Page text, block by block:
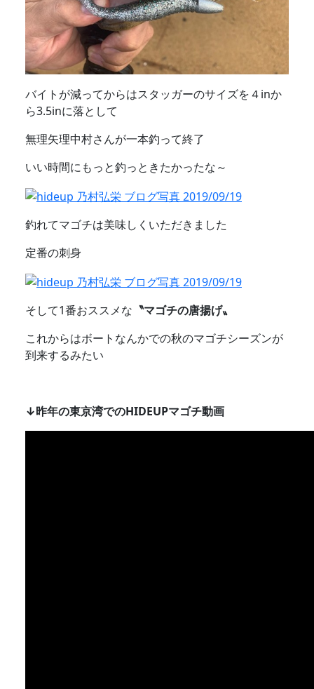
バイトが減ってからはスタッガーのサイズを４inか
ら3.5inに落として
無理矢理中村さんが一本釣って終了
いい時間にもっと釣っときたかったな～
釣れてマゴチは美味しくいただきました
定番の刺身
そして1番おススメな 〝マゴチの唐揚げ〟
これからはボートなんかでの秋のマゴチシーズンが
到来するみたい
↓昨年の東京湾でのHIDEUPマゴチ動画